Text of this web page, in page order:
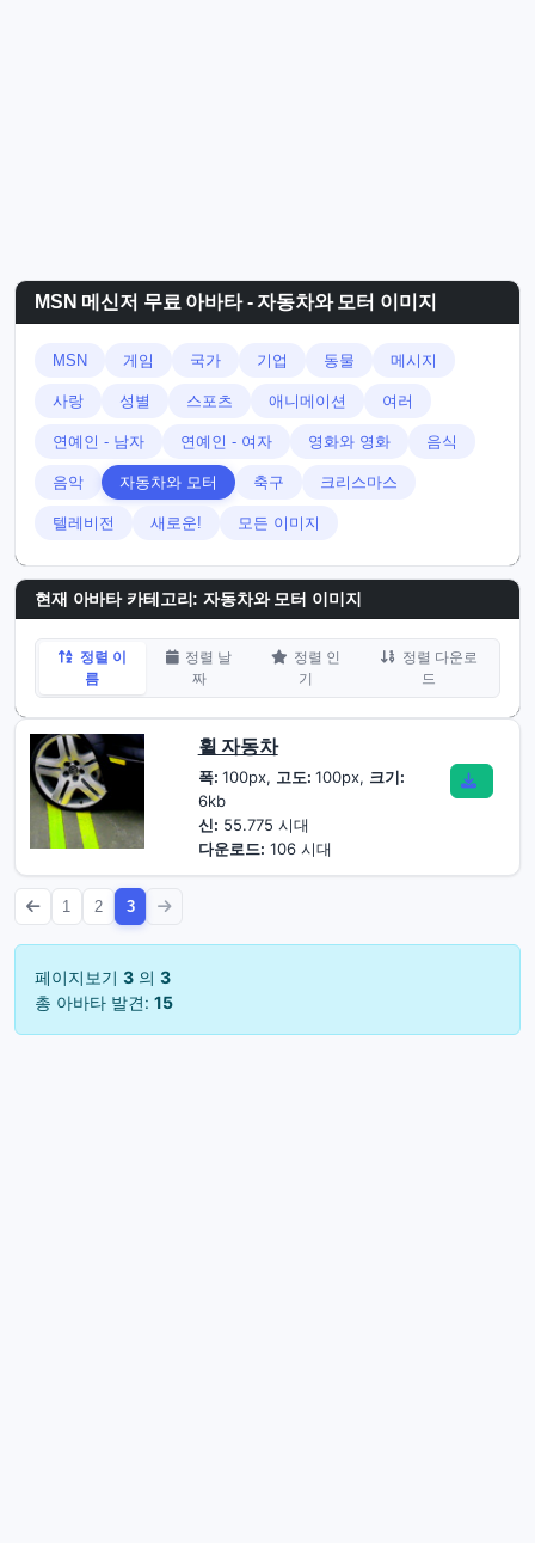
MSN 메신저 무료 아바타 - 자동차와 모터 이미지
MSN 게임 국가 기업 동물 메시지
사랑 성별 스포츠 애니메이션 여러
연예인 - 남자 연예인 - 여자 영화와 영화 음식
음악 자동차와 모터 축구 크리스마스
텔레비전 새로운! 모든 이미지
현재 아바타 카테고리: 자동차와 모터 이미지
정렬 이
름
정렬 날
짜
정렬 인
기
정렬 다운로
드
휠 자동차
폭: 100px, 고도: 100px, 크기:
6kb
신: 55.775 시대
다운로드: 106 시대
1 2 3
페이지보기 3 의 3
총 아바타 발견: 15